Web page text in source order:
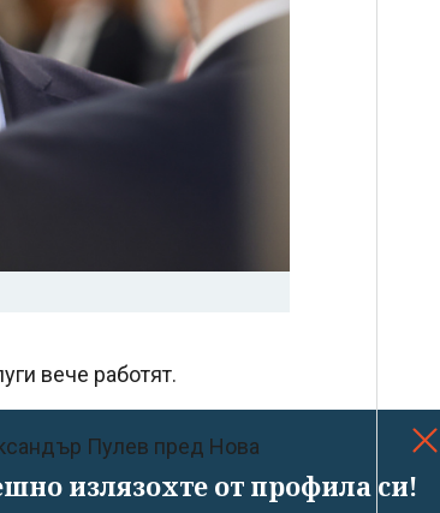
излязохте от профила си!
вече работят.
Пулев пред Нова